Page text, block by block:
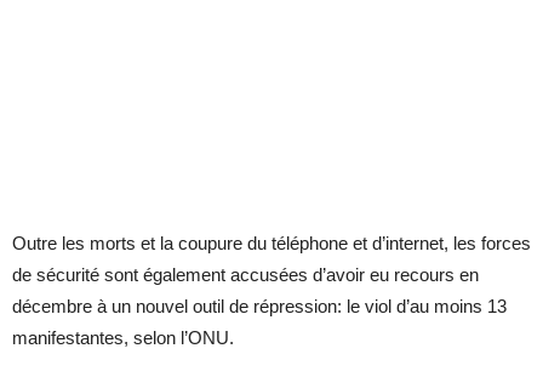
Outre les morts et la coupure du téléphone et d’internet, les forces
de sécurité sont également accusées d’avoir eu recours en
décembre à un nouvel outil de répression: le viol d’au moins 13
manifestantes, selon l’ONU.